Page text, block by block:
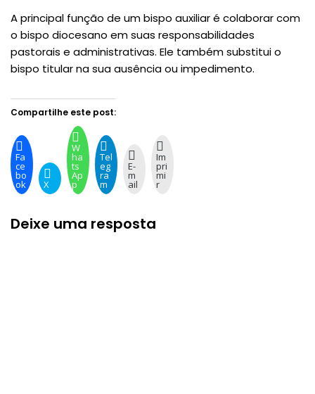
A principal função de um bispo auxiliar é colaborar com
o bispo diocesano em suas responsabilidades
pastorais e administrativas. Ele também substitui o
bispo titular na sua ausência ou impedimento.
Compartilhe este post:
Fa
ce
bo
ok X
W
ha
ts
Ap
p
Tel
eg
ra
m
E-
m
ail
Im
pri
mi
r
Deixe uma resposta